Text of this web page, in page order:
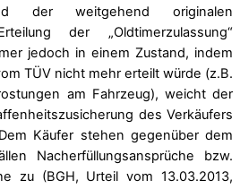
der weitgehend originalen
der „Oldtimerzulassung“
jedoch in einem Zustand, indem
TÜV nicht mehr erteilt würde (z.B.
am Fahrzeug), weicht der
des Verkäufers
Käufer stehen gegenüber dem
Nacherfüllungsansprüche bzw.
zu (BGH, Urteil vom 13.03.2013,